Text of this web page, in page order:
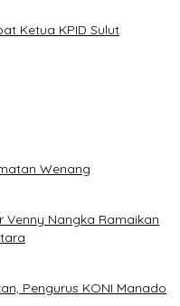
Ketua KPID Sulut
Wenang
Nangka Ramaikan
Pengurus KONI Manado